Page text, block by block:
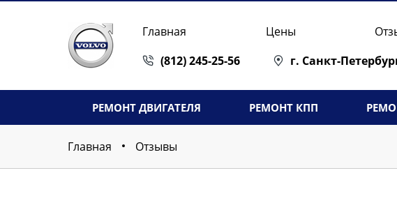
Главная Цены
(812) 245-25-56
г. Санкт-
РЕМОНТ ДВИГАТЕЛЯ РЕМОНТ КПП
Главная Отзывы